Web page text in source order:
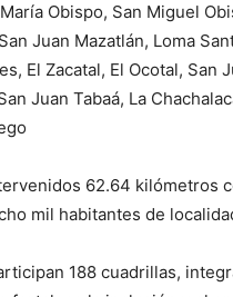
Obispo, San Miguel
Juan Mazatlán, Loma
El Zacatal, El Ocotal, San
Juan Tabaá, La
62.64 kilómetros
mil habitantes de
188 cuadrillas,